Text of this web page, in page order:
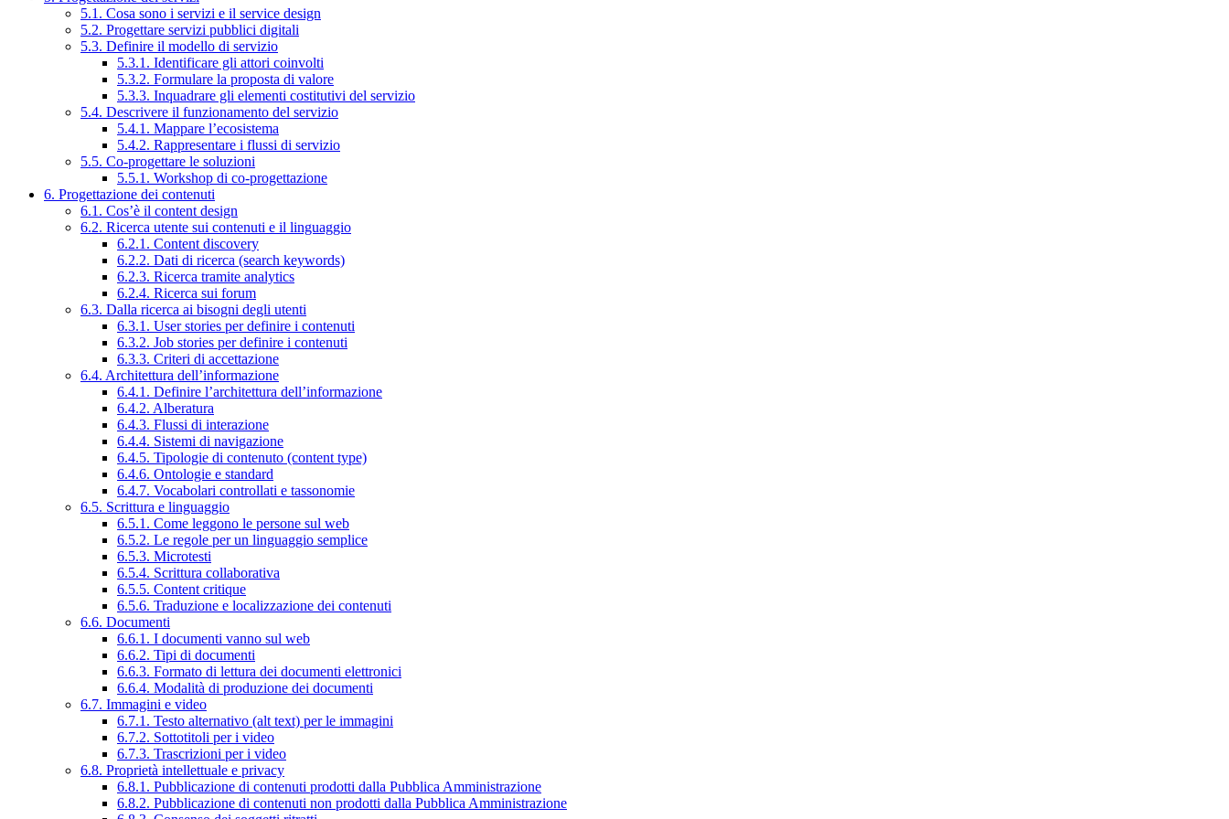
5.1. Cosa sono i servizi e il service design
5.2. Progettare servizi pubblici digitali
5.3. Definire il modello di servizio
5.3.1. Identificare gli attori coinvolti
5.3.2. Formulare la proposta di valore
5.3.3. Inquadrare gli elementi costitutivi del servizio
5.4. Descrivere il funzionamento del servizio
5.4.1. Mappare l’ecosistema
5.4.2. Rappresentare i flussi di servizio
5.5. Co-progettare le soluzioni
5.5.1. Workshop di co-progettazione
6. Progettazione dei contenuti
6.1. Cos’è il content design
6.2. Ricerca utente sui contenuti e il linguaggio
6.2.1. Content discovery
6.2.2. Dati di ricerca (search keywords)
6.2.3. Ricerca tramite analytics
6.2.4. Ricerca sui forum
6.3. Dalla ricerca ai bisogni degli utenti
6.3.1. User stories per definire i contenuti
6.3.2. Job stories per definire i contenuti
6.3.3. Criteri di accettazione
6.4. Architettura dell’informazione
6.4.1. Definire l’architettura dell’informazione
6.4.2. Alberatura
6.4.3. Flussi di interazione
6.4.4. Sistemi di navigazione
6.4.5. Tipologie di contenuto (content type)
6.4.6. Ontologie e standard
6.4.7. Vocabolari controllati e tassonomie
6.5. Scrittura e linguaggio
6.5.1. Come leggono le persone sul web
6.5.2. Le regole per un linguaggio semplice
6.5.3. Microtesti
6.5.4. Scrittura collaborativa
6.5.5. Content critique
6.5.6. Traduzione e localizzazione dei contenuti
6.6. Documenti
6.6.1. I documenti vanno sul web
6.6.2. Tipi di documenti
6.6.3. Formato di lettura dei documenti elettronici
6.6.4. Modalità di produzione dei documenti
6.7. Immagini e video
6.7.1. Testo alternativo (alt text) per le immagini
6.7.2. Sottotitoli per i video
6.7.3. Trascrizioni per i video
6.8. Proprietà intellettuale e privacy
6.8.1. Pubblicazione di contenuti prodotti dalla Pubblica Amministrazione
6.8.2. Pubblicazione di contenuti non prodotti dalla Pubblica Amministrazione